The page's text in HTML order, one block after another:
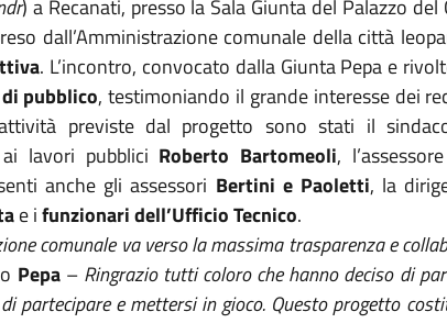
) a Recanati, presso la Sala Giunta del Palazzo
dall’Amministrazione comunale della città
. L’incontro, convocato dalla Giunta Pepa e
pubblico, testimoniando il grande interesse dei
previste dal progetto sono stati il
lavori pubblici Roberto Bartomeoli,
anche gli assessori Bertini e Paoletti, la
e ifunzionari dell’Ufficio Tecnico.
comunale va verso la massima trasparenza e
Pepa– Ringrazio tutti coloro che hanno deciso di
partecipare e mettersi in gioco. Questo progetto